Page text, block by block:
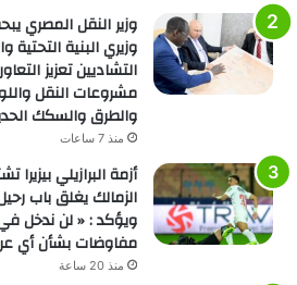
وزير النقل المصري
وزيري البنية التحتية
التشاديين تعزيز
مشروعات النقل
والطرق والسكك
منذ 7 ساعات
أزمة البرازيلي بيزيرا
الزمالك يغلق باب
ويؤكد : « لن ندخل
مفاوضات بشأن أي
منذ 20 ساعة